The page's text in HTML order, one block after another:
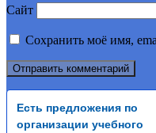
Сайт
Сохранить моё имя,
Есть предложения по
организации учебного